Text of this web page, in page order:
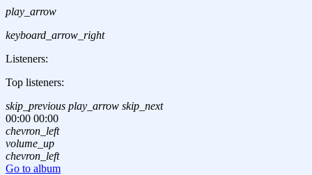
play_arrow
keyboard_arrow_right
Listeners:
Top listeners:
skip_previous play_arrow skip_next
00:00 00:00
chevron_left
volume_up
chevron_left
Go to album